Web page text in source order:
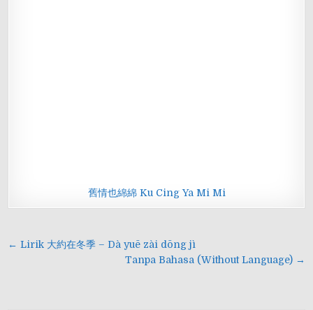
舊情也綿綿 Ku Cing Ya Mi Mi
Navigasi
← Lirik 大約在冬季 – Dà yuē zài dōng jì
Tanpa Bahasa (Without Language) →